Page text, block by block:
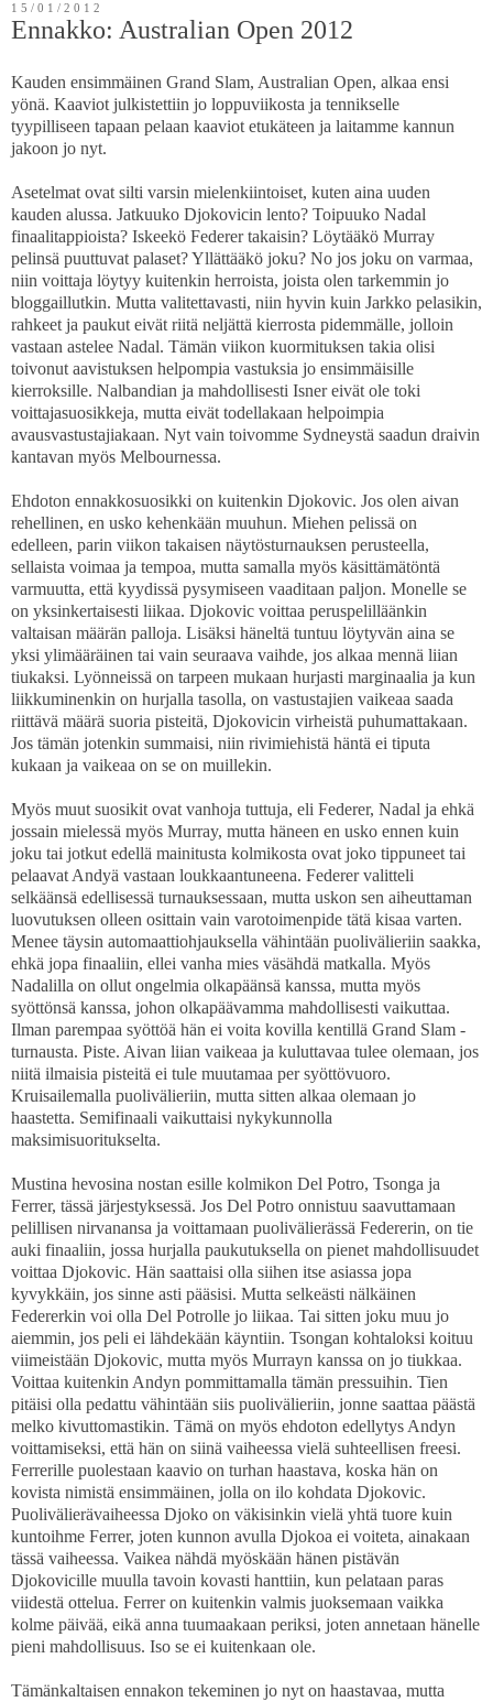
15/01/2012
Ennakko: Australian Open 2012
Kauden ensimmäinen Grand Slam, Australian Open, alkaa ensi
yönä. Kaaviot julkistettiin jo loppuviikosta ja tennikselle
tyypilliseen tapaan pelaan kaaviot etukäteen ja laitamme kannun
jakoon jo nyt.
Asetelmat ovat silti varsin mielenkiintoiset, kuten aina uuden
kauden alussa. Jatkuuko Djokovicin lento? Toipuuko Nadal
finaalitappioista? Iskeekö Federer takaisin? Löytääkö Murray
pelinsä puuttuvat palaset? Yllättääkö joku? No jos joku on varmaa,
niin voittaja löytyy kuitenkin herroista, joista olen tarkemmin jo
bloggaillutkin. Mutta valitettavasti, niin hyvin kuin Jarkko pelasikin,
rahkeet ja paukut eivät riitä neljättä kierrosta pidemmälle, jolloin
vastaan astelee Nadal. Tämän viikon kuormituksen takia olisi
toivonut aavistuksen helpompia vastuksia jo ensimmäisille
kierroksille. Nalbandian ja mahdollisesti Isner eivät ole toki
voittajasuosikkeja, mutta eivät todellakaan helpoimpia
avausvastustajiakaan. Nyt vain toivomme Sydneystä saadun draivin
kantavan myös Melbournessa.
Ehdoton ennakkosuosikki on kuitenkin Djokovic. Jos olen aivan
rehellinen, en usko kehenkään muuhun. Miehen pelissä on
edelleen, parin viikon takaisen näytösturnauksen perusteella,
sellaista voimaa ja tempoa, mutta samalla myös käsittämätöntä
varmuutta, että kyydissä pysymiseen vaaditaan paljon. Monelle se
on yksinkertaisesti liikaa. Djokovic voittaa peruspelilläänkin
valtaisan määrän palloja. Lisäksi häneltä tuntuu löytyvän aina se
yksi ylimääräinen tai vain seuraava vaihde, jos alkaa mennä liian
tiukaksi. Lyönneissä on tarpeen mukaan hurjasti marginaalia ja kun
liikkuminenkin on hurjalla tasolla, on vastustajien vaikeaa saada
riittävä määrä suoria pisteitä, Djokovicin virheistä puhumattakaan.
Jos tämän jotenkin summaisi, niin rivimiehistä häntä ei tiputa
kukaan ja vaikeaa on se on muillekin.
Myös muut suosikit ovat vanhoja tuttuja, eli Federer, Nadal ja ehkä
jossain mielessä myös Murray, mutta häneen en usko ennen kuin
joku tai jotkut edellä mainitusta kolmikosta ovat joko tippuneet tai
pelaavat Andyä vastaan loukkaantuneena. Federer valitteli
selkäänsä edellisessä turnauksessaan, mutta uskon sen aiheuttaman
luovutuksen olleen osittain vain varotoimenpide tätä kisaa varten.
Menee täysin automaattiohjauksella vähintään puolivälieriin saakka,
ehkä jopa finaaliin, ellei vanha mies väsähdä matkalla. Myös
Nadalilla on ollut ongelmia olkapäänsä kanssa, mutta myös
syöttönsä kanssa, johon olkapäävamma mahdollisesti vaikuttaa.
Ilman parempaa syöttöä hän ei voita kovilla kentillä Grand Slam -
turnausta. Piste. Aivan liian vaikeaa ja kuluttavaa tulee olemaan, jos
niitä ilmaisia pisteitä ei tule muutamaa per syöttövuoro.
Kruisailemalla puolivälieriin, mutta sitten alkaa olemaan jo
haastetta. Semifinaali vaikuttaisi nykykunnolla
maksimisuoritukselta.
Mustina hevosina nostan esille kolmikon Del Potro, Tsonga ja
Ferrer, tässä järjestyksessä. Jos Del Potro onnistuu saavuttamaan
pelillisen nirvanansa ja voittamaan puolivälierässä Federerin, on tie
auki finaaliin, jossa hurjalla paukutuksella on pienet mahdollisuudet
voittaa Djokovic. Hän saattaisi olla siihen itse asiassa jopa
kyvykkäin, jos sinne asti pääsisi. Mutta selkeästi nälkäinen
Federerkin voi olla Del Potrolle jo liikaa. Tai sitten joku muu jo
aiemmin, jos peli ei lähdekään käyntiin. Tsongan kohtaloksi koituu
viimeistään Djokovic, mutta myös Murrayn kanssa on jo tiukkaa.
Voittaa kuitenkin Andyn pommittamalla tämän pressuihin. Tien
pitäisi olla pedattu vähintään siis puolivälieriin, jonne saattaa päästä
melko kivuttomastikin. Tämä on myös ehdoton edellytys Andyn
voittamiseksi, että hän on siinä vaiheessa vielä suhteellisen freesi.
Ferrerille puolestaan kaavio on turhan haastava, koska hän on
kovista nimistä ensimmäinen, jolla on ilo kohdata Djokovic.
Puolivälierävaiheessa Djoko on väkisinkin vielä yhtä tuore kuin
kuntoihme Ferrer, joten kunnon avulla Djokoa ei voiteta, ainakaan
tässä vaiheessa. Vaikea nähdä myöskään hänen pistävän
Djokovicille muulla tavoin kovasti hanttiin, kun pelataan paras
viidestä ottelua. Ferrer on kuitenkin valmis juoksemaan vaikka
kolme päivää, eikä anna tuumaakaan periksi, joten annetaan hänelle
pieni mahdollisuus. Iso se ei kuitenkaan ole.
Tämänkaltaisen ennakon tekeminen jo nyt on haastavaa, mutta